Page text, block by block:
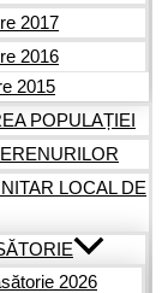
2017
2016
2015
POPULAȚIEI
LOCAL DE
2026